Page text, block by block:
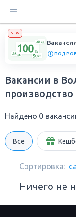
NEW
Вакансии в
производство
Найдено 0
Все
Сортировка:
Ничего не